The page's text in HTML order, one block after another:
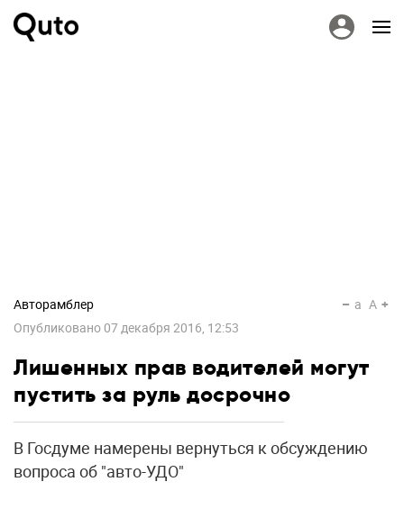
Авторамблер
Опубликовано 07 декабря 2016, 12:53
a A
Лишенных прав водителей могут
пустить за руль досрочно
В Госдуме намерены вернуться к обсуждению
вопроса об "авто-УДО"